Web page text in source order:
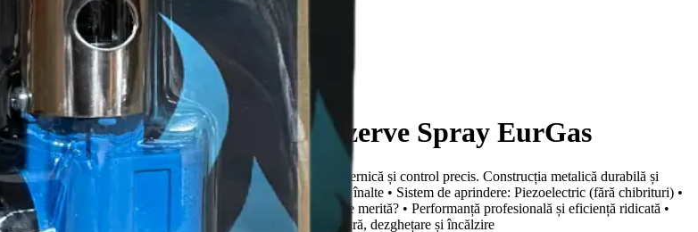
Profesionala pentru Rezerve Spray EurGas
eficient, ideal pentru lucrări tehnice ce necesită o flacără puternică și control precis. Construcția metalică durabilă și
• Brand: EurGas • Material: Metal rezistent la temperaturi înalte • Sistem de aprindere: Piezoelectric (fără chibrituri) •
instalator profesională pentru rezervă spray 🔹 De ce merită? • Performanță profesională și eficiență ridicată •
Reglaj ușor al intensității flăcării • Ideală pentru lipire, sudură, dezghețare și încălzire